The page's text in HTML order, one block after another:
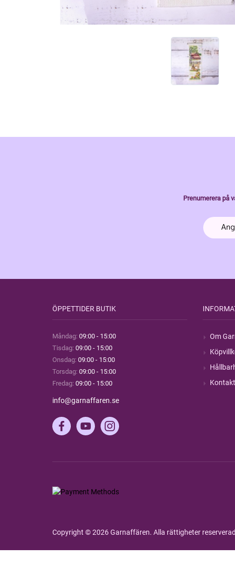
Prenumerera på
ÖPPETTIDER BUTIK
Måndag: 09:00 - 15:00
Tisdag: 09:00 - 15:00
Onsdag: 09:00 - 15:00
Torsdag: 09:00 - 15:00
Fredag: 09:00 - 15:00
info@garnaffaren.se
Om
Copyright © 2026 Garnaffären. Alla rättigheter